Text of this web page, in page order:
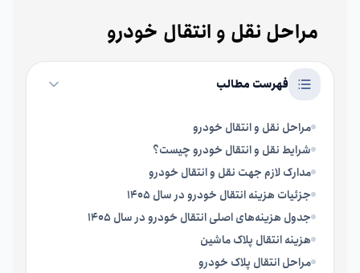
مراحل نقل و انتقال خودرو
فهرست مطالب
مراحل نقل و انتقال خودرو
شرایط نقل و انتقال خودرو چیست؟
مدارک لازم جهت نقل و انتقال خودرو
جزئیات هزینه انتقال خودرو در سال 1405
جدول هزینه‌های اصلی انتقال خودرو در سال 1405
هزینه انتقال پلاک ماشین
مراحل انتقال پلاک خودرو